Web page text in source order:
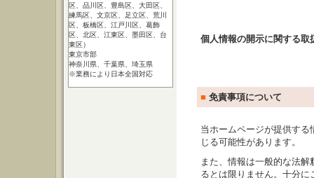
区、品川区、豊島区、大田区、
練馬区、文京区、足立区、荒川
区、板橋区、江戸川区、葛飾
区、北区、江東区、墨田区、台
東区）
東京市部
神奈川県、千葉県、埼玉県
※業務により日本全国対応
個人情報の開示に関する取
■ 免責事項について
当ホームページが提供す
じる可能性があります。
また、情報は一般的な法
るとは限りません。十分